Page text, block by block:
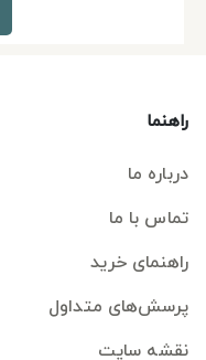
راهنما
درباره ما
تماس با ما
راهنمای خرید
پرسش‌های متداول
نقشه سایت